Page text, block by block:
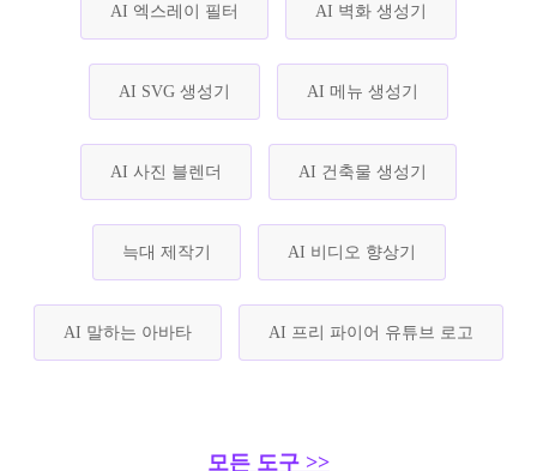
AI 엑스레이 필터 AI 벽화 생성기
AI SVG 생성기 AI 메뉴 생성기
AI 사진 블렌더 AI 건축물 생성기
늑대 제작기 AI 비디오 향상기
AI 말하는 아바타 AI 프리 파이어 유튜브 로고
모든 도구 >>